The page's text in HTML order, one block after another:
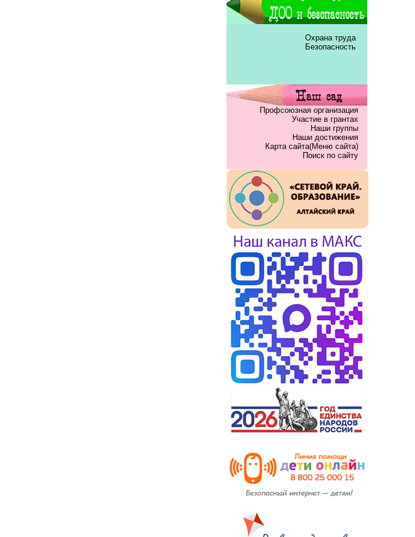
Охрана труда
Безопасность
Профсоюзная организация
Участие в грантах
Наши группы
Наши достижения
Карта сайта(Меню сайта)
Поиск по сайту